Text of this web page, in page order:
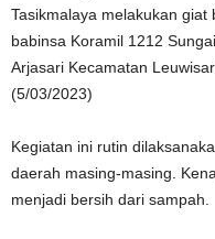
Tasikmalaya melakukan
babinsa Koramil 1212
Arjasari Kecamatan
(5/03/2023)
Kegiatan ini rutin
daerah masing-masing.
menjadi bersih dari sampah.